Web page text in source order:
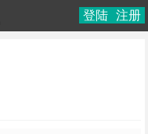
登陆 注册